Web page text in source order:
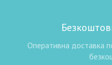
Оперативна доставка